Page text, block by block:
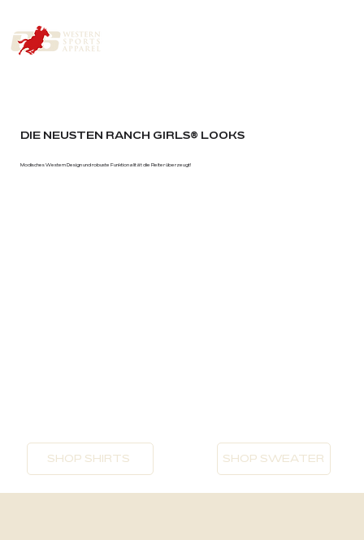
DIE NEUSTEN RANCH GIRLS® LOOKS
Modisches Western Design und robuste Funktionalität die Reiter überzeugt!
SHOP SHIRTS SHOP SWEATER